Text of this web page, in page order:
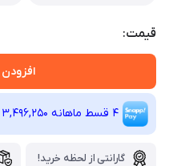
قیمت:
4 قسط ماهانه 3,496,250 تومانی با اسنپ ‌پی! (بدون کارمزد)
گارانتی از لحظه خرید!